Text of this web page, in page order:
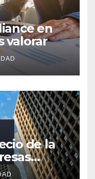
en
valorar
de la